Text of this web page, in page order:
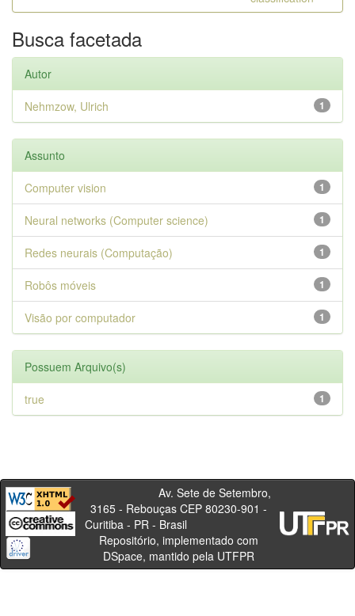
Busca facetada
Autor
1
Nehmzow, Ulrich
Assunto
1
Computer vision
1
Neural networks (Computer science)
1
Redes neurais (Computação)
1
Robôs móveis
1
Visão por computador
Possuem Arquivo(s)
1
true
Av. Sete de Setembro,
3165 - Rebouças CEP 80230-901 -
Curitiba - PR - Brasil
Repositório, implementado com
DSpace, mantido pela UTFPR